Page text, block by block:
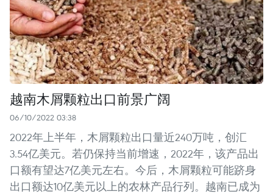
越南木屑颗粒出口前景广阔
06/10/2022 03:38
2022年上半年，木屑颗粒出口量近240万吨，创汇
3.54亿美元。若仍保持当前增速，2022年，该产品出
口额有望达7亿美元左右。今后，木屑颗粒可能跻身
出口额达10亿美元以上的农林产品行列。越南已成为